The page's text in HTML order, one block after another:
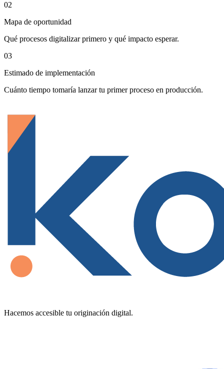
02
Mapa de oportunidad
Qué procesos digitalizar primero y qué impacto esperar.
03
Estimado de implementación
Cuánto tiempo tomaría lanzar tu primer proceso en producción.
Hacemos accesible tu originación digital.